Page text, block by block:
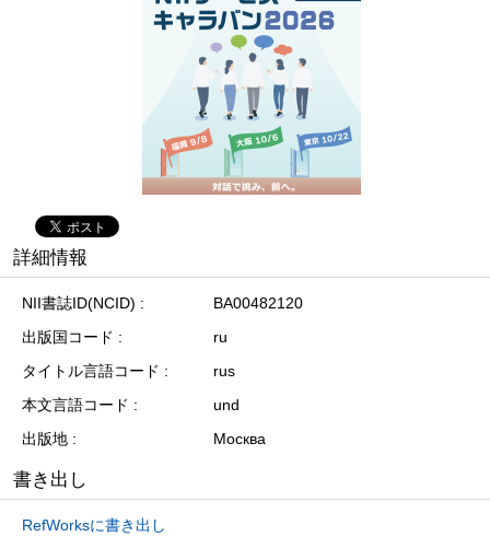
詳細情報
NII書誌ID(NCID)
BA00482120
出版国コード
ru
タイトル言語コード
rus
本文言語コード
und
出版地
Москва
書き出し
RefWorksに書き出し